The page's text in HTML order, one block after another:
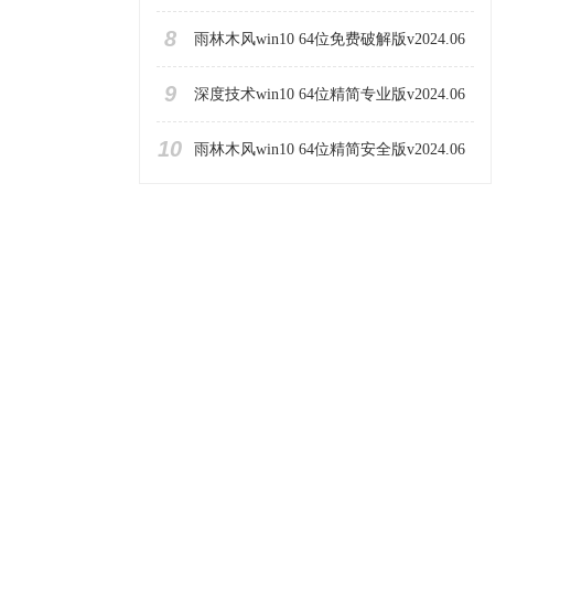
8 雨林木风win10 64位免费破解版v2024.06
9 深度技术win10 64位精简专业版v2024.06
10 雨林木风win10 64位精简安全版v2024.06